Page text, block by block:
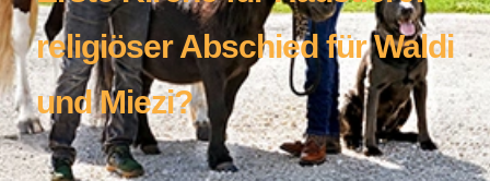
religiöser Abschied für Waldi
und Miezi?